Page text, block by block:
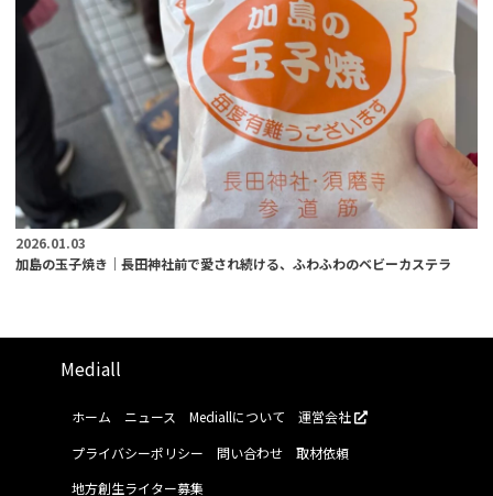
2026.01.03
加島の玉子焼き｜長田神社前で愛され続ける、ふわふわのベビーカステラ
Mediall
ホーム ニュース Mediallについて
運営会社
プライバシーポリシー
問い合わせ
取材依頼
地方創生ライター募集